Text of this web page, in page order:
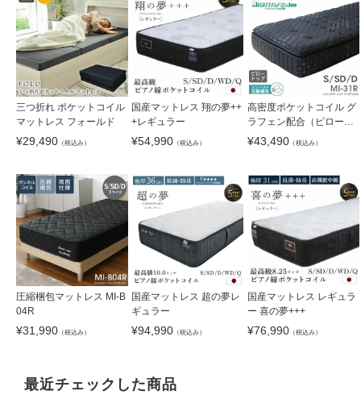
三つ折れ ポケットコイル
マットレス フォールド
¥29,490 （税込み）
国産マットレス 翔の夢++
+レギュラー
¥54,990 （税込み）
高密度ポケットコイル グ
ラフェン配合（ピロート
ップ付） MI-31R
¥43,490（税込み）
圧縮梱包マットレス MI-B
04R
¥31,990 （税込み）
国産マットレス 超の夢レ
ギュラー
¥94,990 （税込み）
国産マットレス レギュラ
ー 喜の夢+++
¥76,990（税込み）
最近チェックした商品